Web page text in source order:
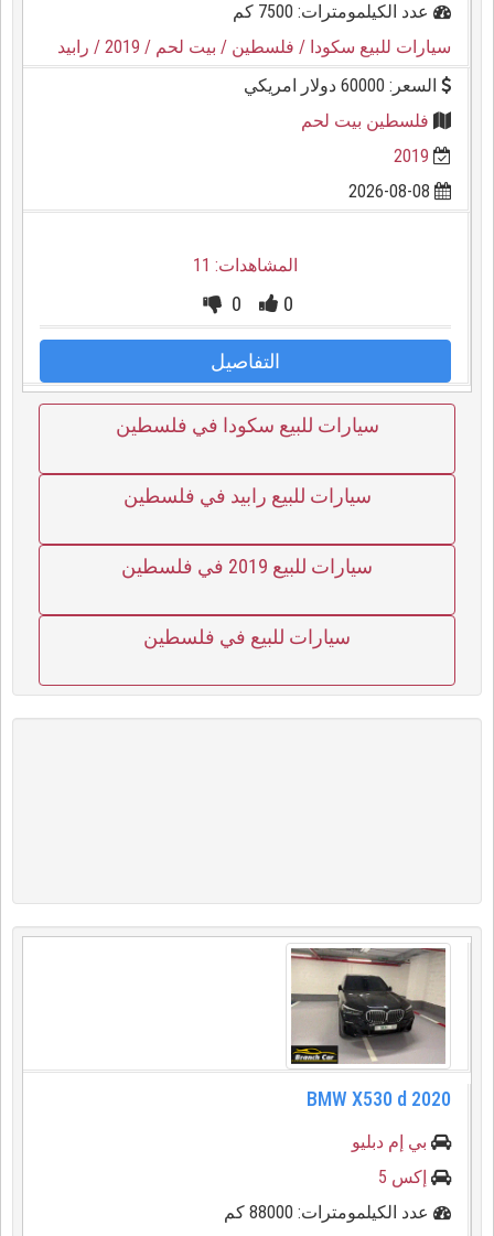
عدد الكيلمومترات: 7500 كم
سيارات للبيع سكودا / فلسطين / بيت لحم / 2019
/ رابيد
السعر: 60000 دولار امريكي
فلسطين بيت لحم
2019
المشاهدات: 11
0
0
التفاصيل
سيارات للبيع سكودا في فلسطين
سيارات للبيع رابيد في فلسطين
سيارات للبيع 2019 في فلسطين
سيارات للبيع في فلسطين
BMW X530 d 2020
بي إم دبليو
إكس 5
عدد الكيلمومترات: 88000 كم